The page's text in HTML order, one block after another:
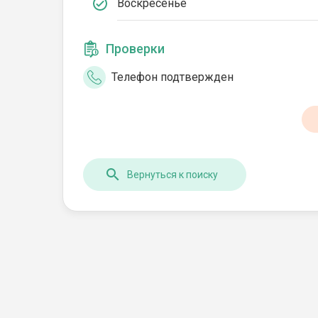
Воскресенье
Проверки
Телефон подтвержден
Вернуться к поиску